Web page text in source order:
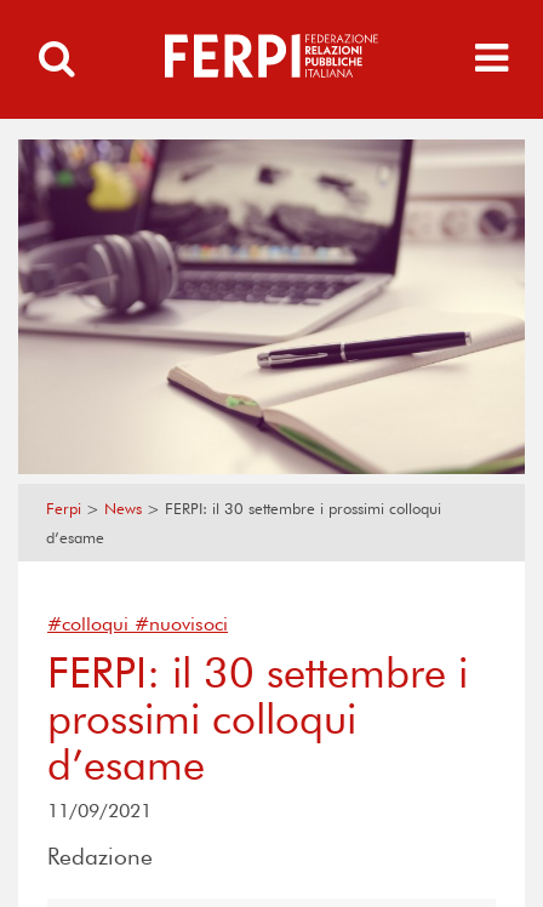
Ferpi > News > FERPI: il 30 settembre i prossimi colloqui
d’esame
#colloqui #nuovisoci
FERPI: il 30 settembre i
prossimi colloqui
d’esame
11/09/2021
Redazione